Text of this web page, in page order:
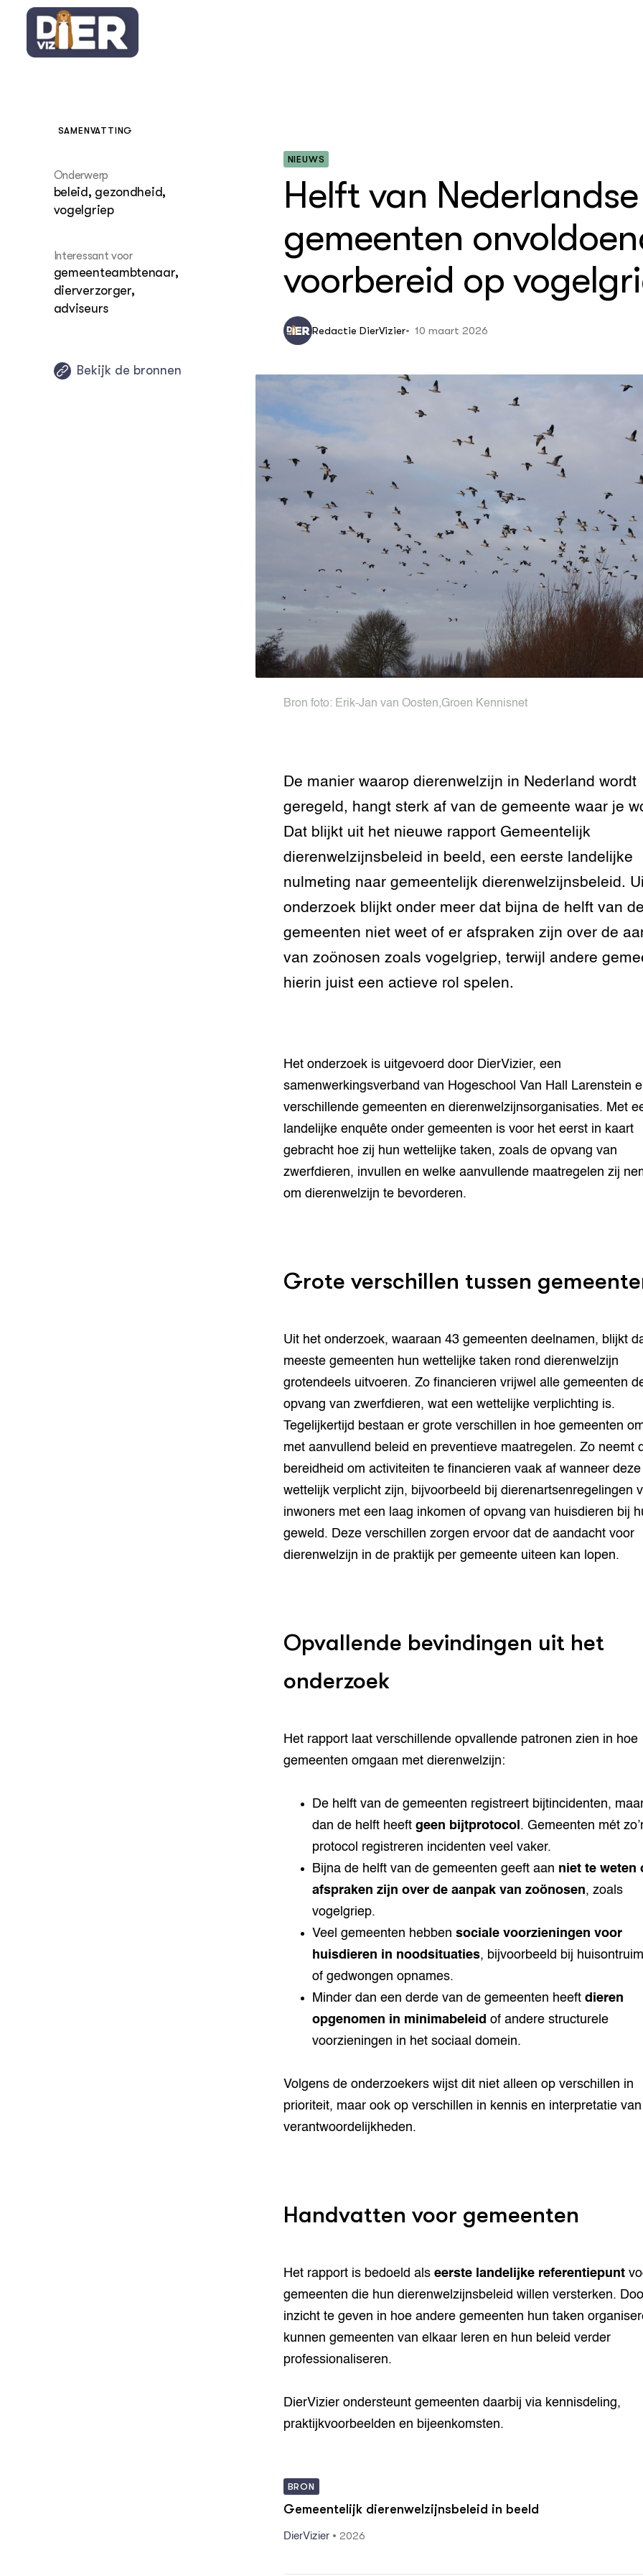
Thema's
Bouwstenen gemeentelijke
dierennota
Wet en regelgeving
In het wild levende dieren
Huis- en hobbydieren
Dierziekten
Dieren en veiligheid
Beschutting voor dieren in
de weide
Gemeentelijk
dierenwelzijnsbeleid in beeld
SAMENVATTING
Onderwerp
beleid, gezondheid,
vogelgriep
Interessant voor
gemeenteambtenaar,
dierverzorger,
adviseurs
Bekijk de bronnen
NIEUWS
Helft van Nederlandse
gemeenten
voorbereid op
Redactie DierVizier 10 maart 2026
Bron foto: Erik-Jan van Oosten,Groen Kennisnet
De manier waarop dierenwelzijn in Nederland wordt
geregeld, hangt sterk af van de gemeente waar je
Dat blijkt uit het nieuwe rapport Gemeentelijk
dierenwelzijnsbeleid in beeld, een eerste landelijke
nulmeting naar gemeentelijk dierenwelzijnsbeleid.
onderzoek blijkt onder meer dat bijna de helft van de
gemeenten niet weet of er afspraken zijn over de
van zoönosen zoals vogelgriep, terwijl andere
hierin juist een actieve rol spelen.
Het onderzoek is uitgevoerd door DierVizier, een
samenwerkingsverband van Hogeschool Van Hall Larenstein
verschillende gemeenten en dierenwelzijnsorganisaties. Met
landelijke enquête onder gemeenten is voor het eerst in kaart
gebracht hoe zij hun wettelijke taken, zoals de opvang van
zwerfdieren, invullen en welke aanvullende maatregelen zij
om dierenwelzijn te bevorderen.
Grote verschillen tussen
Uit het onderzoek, waaraan 43 gemeenten deelnamen, blijkt
meeste gemeenten hun wettelijke taken rond dierenwelzijn
grotendeels uitvoeren. Zo financieren vrijwel alle gemeenten
opvang van zwerfdieren, wat een wettelijke verplichting is.
Tegelijkertijd bestaan er grote verschillen in hoe gemeenten
met aanvullend beleid en preventieve maatregelen. Zo neemt
bereidheid om activiteiten te financieren vaak af wanneer
wettelijk verplicht zijn, bijvoorbeeld bij dierenartsenregelingen
inwoners met een laag inkomen of opvang van huisdieren bij
geweld. Deze verschillen zorgen ervoor dat de aandacht voor
dierenwelzijn in de praktijk per gemeente uiteen kan lopen.
Opvallende bevindingen uit het
onderzoek
Het rapport laat verschillende opvallende patronen zien in hoe
gemeenten omgaan met dierenwelzijn:
De helft van de gemeenten registreert bijtincidenten,
dan de helft heeft geen bijtprotocol . Gemeenten mét
protocol registreren incidenten veel vaker.
Bijna de helft van de gemeenten geeft aan niet te weten
afspraken zijn over de aanpak van zoönosen, zoals
vogelgriep.
Veel gemeenten hebben sociale voorzieningen voor
huisdieren in noodsituaties, bijvoorbeeld bij
of gedwongen opnames.
Minder dan een derde van de gemeenten heeft dieren
opgenomen in minimabeleid of andere structurele
voorzieningen in het sociaal domein.
Volgens de onderzoekers wijst dit niet alleen op verschillen in
prioriteit, maar ook op verschillen in kennis en interpretatie van
verantwoordelijkheden.
Handvatten voor gemeenten
Het rapport is bedoeld als eerste landelijke referentiepunt
gemeenten die hun dierenwelzijnsbeleid willen versterken.
inzicht te geven in hoe andere gemeenten hun taken
kunnen gemeenten van elkaar leren en hun beleid verder
professionaliseren.
DierVizier ondersteunt gemeenten daarbij via kennisdeling,
praktijkvoorbeelden en bijeenkomsten.
BRON
Gemeentelijk dierenwelzijnsbeleid in beeld
DierVizier• 2026